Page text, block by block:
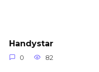
Handystar
0 82